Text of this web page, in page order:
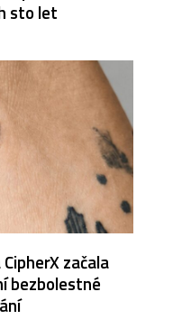
sto let
začala
bezbolestné